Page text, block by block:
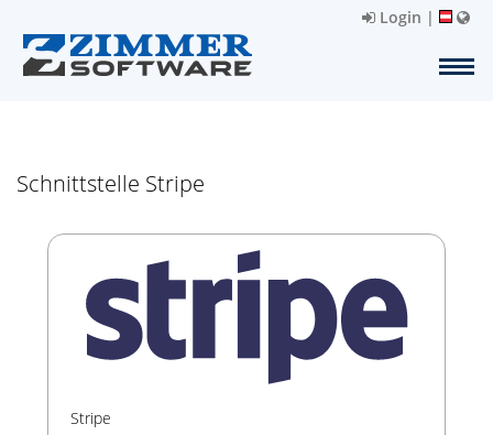
Login |
Schnittstelle Stripe
Stripe